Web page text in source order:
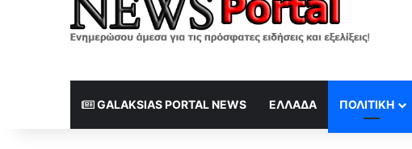
GALAKSIAS PORTAL NEWS ΕΛΛΆΔΑ ΠΟΛΙΤΙΚΉ